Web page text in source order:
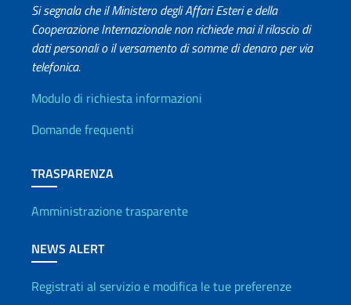
Si segnala che il Ministero degli Affari Esteri e della
Cooperazione Internazionale non richiede mai il rilascio di
dati personali o il versamento di somme di denaro per via
telefonica.
Info utili
Modulo di richiesta informazioni
Domande frequenti
TRASPARENZA
Amministrazione trasparente
NEWS ALERT
Registrati al servizio e modifica le tue preferenze